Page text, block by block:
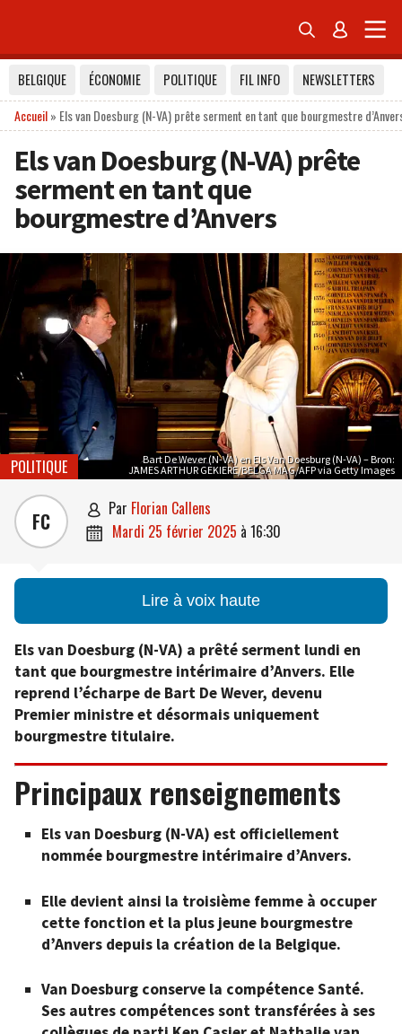
 
BELGIQUE ÉCONOMIE POLITIQUE FIL INFO
NEWSLETTERS
Accueil» Els van Doesburg (N-VA) prête serment en tant que bourgmestre
Els van Doesburg (N-VA) prête
serment en tant que
bourgmestre d’Anvers
Bart De Wever (N-VA) en Els Van Doesburg (N-VA) – Bron:
JAMES ARTHUR GEKIERE/BELGA MAG/AFP via Getty Images
POLITIQUE
FC  par Florian Callens
 mardi 25 février 2025 à 16:30
Lire à voix haute
Els van Doesburg (N-VA) a prêté serment lundi en
tant que bourgmestre intérimaire d’Anvers. Elle
reprend l’écharpe de Bart De Wever, devenu
Premier ministre et désormais uniquement
bourgmestre titulaire.
Principaux renseignements
Els van Doesburg (N-VA) est officiellement
nommée bourgmestre intérimaire d’Anvers.
Elle devient ainsi la troisième femme à occuper
cette fonction et la plus jeune bourgmestre
d’Anvers depuis la création de la Belgique.
Van Doesburg conserve la compétence Santé.
Ses autres compétences sont transférées à ses